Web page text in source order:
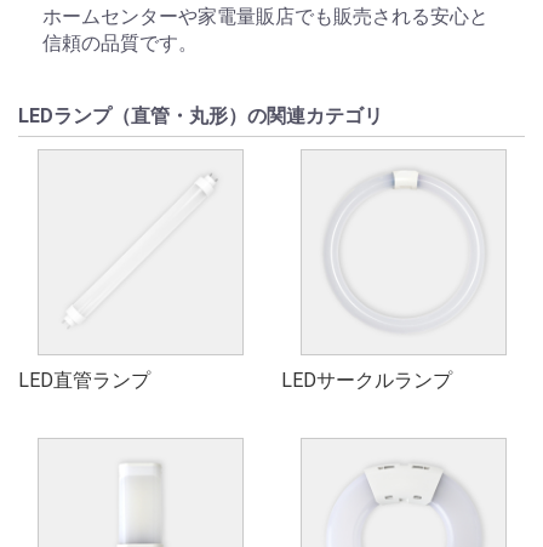
ホームセンターや家電量販店でも販売される安心と
信頼の品質です。
LEDランプ（直管・丸形）の関連カテゴリ
LED直管ランプ LEDサークルランプ